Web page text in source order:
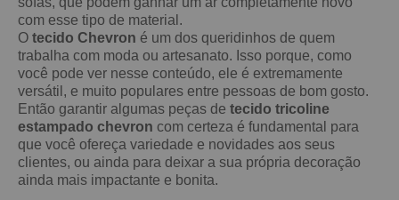
com esse tipo de material.
O tecido Chevron é um dos queridinhos de quem
trabalha com moda ou artesanato. Isso porque, como
você pode ver nesse conteúdo, ele é extremamente
versátil, e muito populares entre pessoas de bom gosto.
Então garantir algumas peças de tecido tricoline
estampado chevron com certeza é fundamental para
que você ofereça variedade e novidades aos seus
clientes, ou ainda para deixar a sua própria decoração
ainda mais impactante e bonita.